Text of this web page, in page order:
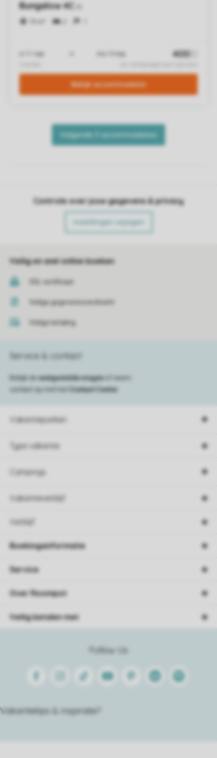
Controle over jouw gegevens & privacy
Instellingen wijzigen
Veilig en snel online boeken
SSL certificaat
Veilige gegevensoverdracht
Veilige betaling
Vakantieparken
Type vakantie
Campings
Vakantieverblijf
Verblijf
Service & contact
Bekijk de veelgestelde vragen
of neem
contact op met het
Contact Center
Follow Us
FacebookInstagram
Tiktok Youtube PinterestLinkedinSpotify
Vakantietips & inspiratie?
Boekingsinformatie
Service
Over Roompot
Veilig betalen met